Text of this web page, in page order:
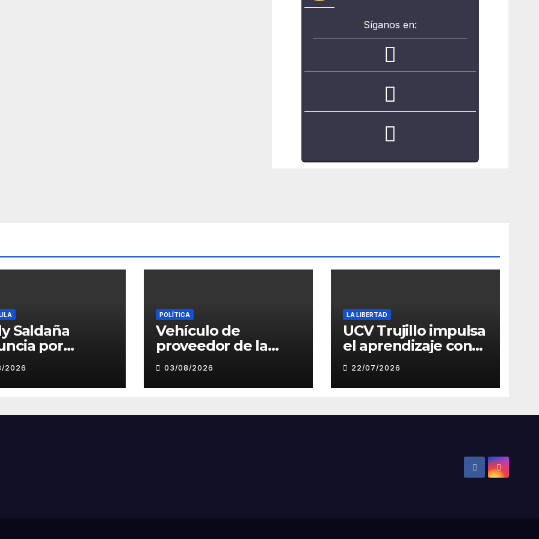
Síganos en:
Saldaña
por
a director
2026
POLÍTICA
Vehículo de
proveedor de la
Municipalidad de
Víctor Larco
aparece con
campaña de León
03/08/2026
LA LIBERTAD
UCV Trujillo impulsa
el aprendizaje con
inteligencia artificial
a través de Google
Gemini
22/07/2026